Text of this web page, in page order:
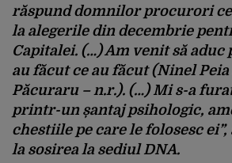
răspund domnilor procurori
la alegerile din decembrie
Capitalei. (…) Am venit să aduc
au făcut ce au făcut (Ninel
Păcuraru – n.r.). (…) Mi s-a
printr-un șantaj psihologic,
chestiile pe care le folosesc
la sosirea la sediul DNA.